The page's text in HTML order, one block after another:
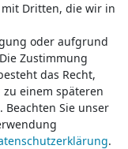
mit Dritten, die wir in
oder aufgrund
Zustimmung
das Recht,
einem späteren
Sie unser
.
mit Dritten, die wir in
oder aufgrund
Zustimmung
das Recht,
einem späteren
Sie unser
.